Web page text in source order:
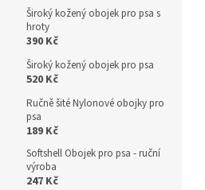
Široký kožený obojek pro psa s
hroty
390 Kč
Široký kožený obojek pro psa
520 Kč
Ručně šité Nylonové obojky pro
psa
189 Kč
Softshell Obojek pro psa - ruční
výroba
247 Kč